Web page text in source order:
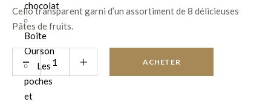
chocolat
Boîte
Ourson
Les
poches
et
Cello transparent garni d’un assortiment de 8 délicieuses
Pâtes de fruits.
ACHETER